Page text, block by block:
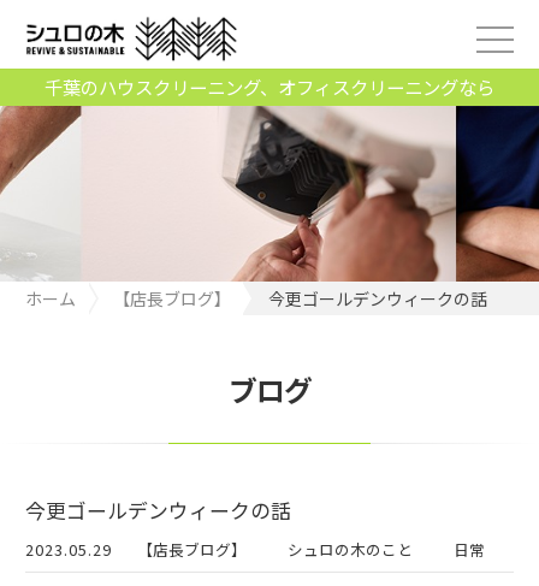
千葉のハウスクリーニング、オフィスクリーニングなら
ホーム 【店長ブログ】 今更ゴールデンウィークの話
ブログ
今更ゴールデンウィークの話
2023.05.29 【店長ブログ】 シュロの木のこと 日常